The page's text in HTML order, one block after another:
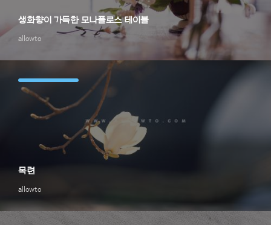
allowto
생화향이 가득한 모나플로스 테이블
allowto
목련